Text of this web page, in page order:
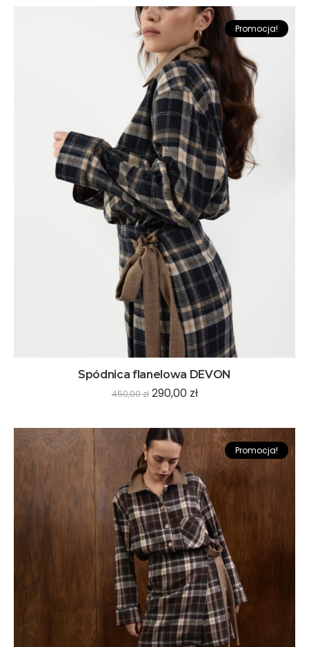
Promocja!
Spódnica flanelowa DEVON
450,00zł 290,00 zł
Promocja!